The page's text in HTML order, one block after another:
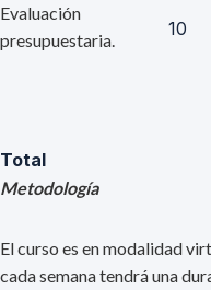
Evaluación
presupuestaria.
10
Total
Metodología
El curso es en modalidad
cada semana tendrá una